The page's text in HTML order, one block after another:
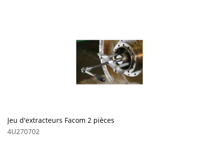
Jeu d'extracteurs Facom 2 pièces
4U270702